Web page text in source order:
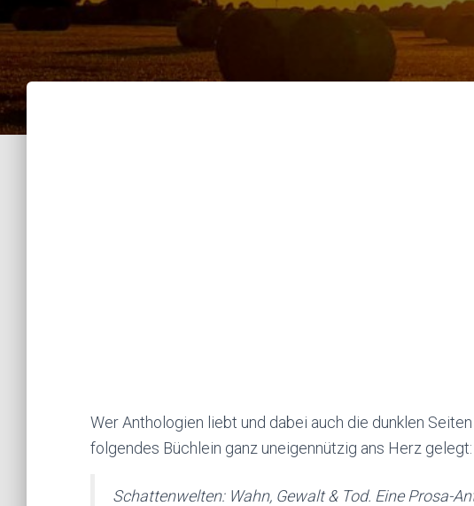
Wer Anthologien liebt und dabei auch die dunklen
folgendes Büchlein ganz uneigennützig ans Herz gelegt:
Schattenwelten: Wahn, Gewalt & Tod. Eine Prosa-